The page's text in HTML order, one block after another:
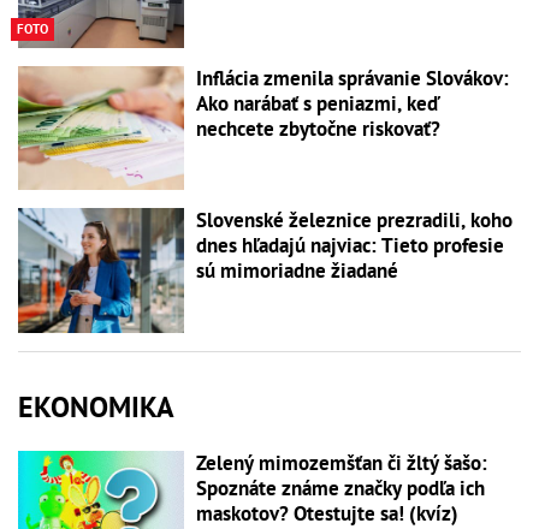
FOTO
Inflácia zmenila správanie Slovákov:
Ako narábať s peniazmi, keď
nechcete zbytočne riskovať?
Slovenské železnice prezradili, koho
dnes hľadajú najviac: Tieto profesie
sú mimoriadne žiadané
EKONOMIKA
Zelený mimozemšťan či žltý šašo:
Spoznáte známe značky podľa ich
maskotov? Otestujte sa! (kvíz)